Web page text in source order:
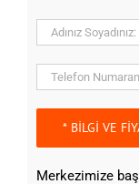
Merkezimize